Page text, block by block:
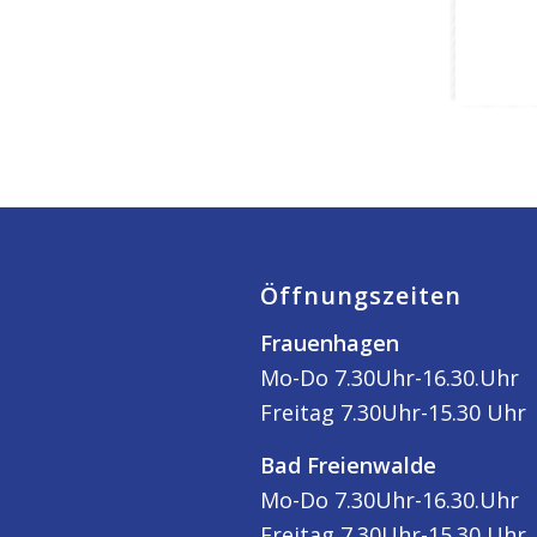
Öffnungszeiten
Frauenhagen
Mo-Do 7.30Uhr-16.30.Uhr
Freitag 7.30Uhr-15.30 Uhr
Bad Freienwalde
Mo-Do 7.30Uhr-16.30.Uhr